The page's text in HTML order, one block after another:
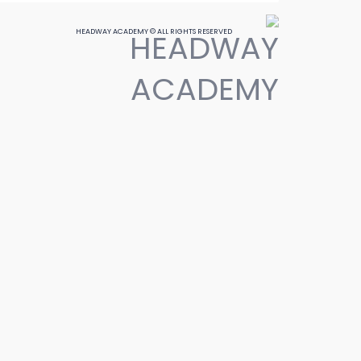
HEADWAY ACADEMY © ALL RIGHTS RESERVED